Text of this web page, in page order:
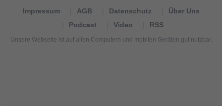
Impressum AGB Datenschutz
Über Uns
Podcast
Video RSS
Unsere Webseite ist auf allen Computern und mobilen Geräten gut nutzbar.